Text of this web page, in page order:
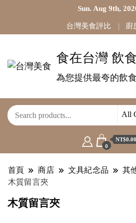
Sun. Aug 9th,
台灣美食評比 廚
食在台灣 飲
為您提供最夸的飲
0
NT$0.00
首頁 商店 文具紀念品
其
木質留言夾
木質留言夾